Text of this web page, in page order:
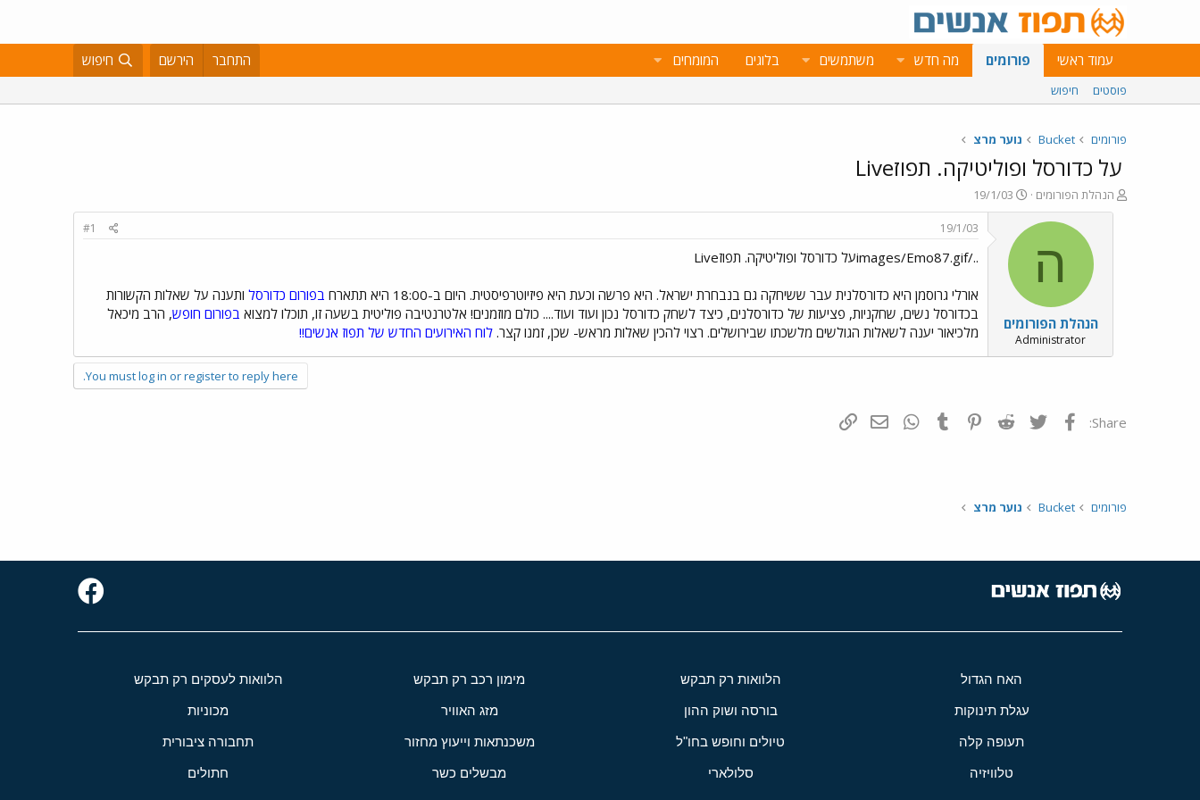
עמוד ראשי פורומים מה חדש משתמשים בלוגים המומחים התחבר הירשם חיפוש
פוסטים חיפוש
פורומים Bucket נוער מרצ
על כדורסל ופוליטיקה. תפוזLive
פ
ו
הנהלת הפורומים
פ
ו
ס
ם
ב
ת
ר
ך
19/1/03
ה
הנהלת הפורומים
Administrator
19/1/03
#1
../images/Emo87.gifעל כדורסל ופוליטיקה. תפוזLive
אורלי גרוסמן היא כדורסלנית עבר ששיחקה גם בנבחרת ישראל. היא פרשה וכעת היא פיזיוטרפיסטית. היום ב-18:00 היא תתארח בפורום כדורסל ותענה על שאלות הקשורות
בכדורסל נשים, שחקניות, פציעות של כדורסלנים, כיצד לשחק כדורסל נכון ועוד ועוד.... כולם מוזמנים! אלטרנטיבה פוליטית בשעה זו, תוכלו למצוא בפורום חופש, הרב מיכאל
מלכיאור יענה לשאלות הגולשים מלשכתו שבירושלים. רצוי להכין שאלות מראש- שכן, זמנו קצר. לוח האירועים החדש של תפוז אנשים!!
You must log in or register to reply here.
Share: פייסבוק Twitter
Reddit
Pinterest
Tumblr
WhatsAppדואר אלקטרוני
פורומים Bucket נוער מרצ
האח הגדול הלוואות רק תבקש מימון רכב רק תבקש הלוואות לעסקים רק תבקש
עגלת תינוקות בורסה ושוק ההון מזג האוויר מכוניות
תעופה קלה טיולים וחופש בחו"ל משכנתאות וייעוץ מחזור תחבורה ציבורית
טלוויזיה סלולארי מבשלים כשר חתולים